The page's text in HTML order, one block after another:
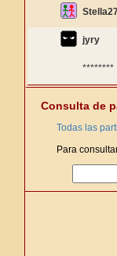
jyry
********
Consulta de
Todas las
Para